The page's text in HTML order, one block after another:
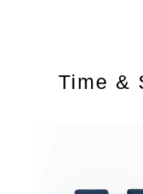
Time &